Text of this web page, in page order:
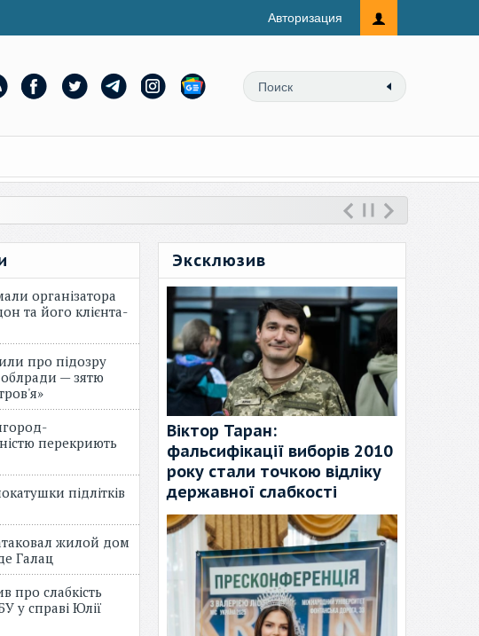
Авторизация
організатора
та його клієнта-
про підозру
облради — зятю
перекриють
підлітків
жилой дом
Галац
про слабкість
у справі Юлії
Эксклюзив
Віктор Таран:
фальсифікації виборів 2010
року стали точкою відліку
державної слабкості